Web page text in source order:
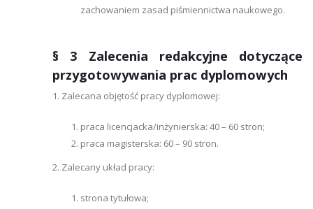
zachowaniem zasad piśmiennictwa naukowego.
§ 3 Zalecenia redakcyjne dotyczące
przygotowywania prac dyplomowych
1. Zalecana objętość pracy dyplomowej:
praca licencjacka/inżynierska: 40 – 60 stron;
praca magisterska: 60 – 90 stron.
2. Zalecany układ pracy:
strona tytułowa;